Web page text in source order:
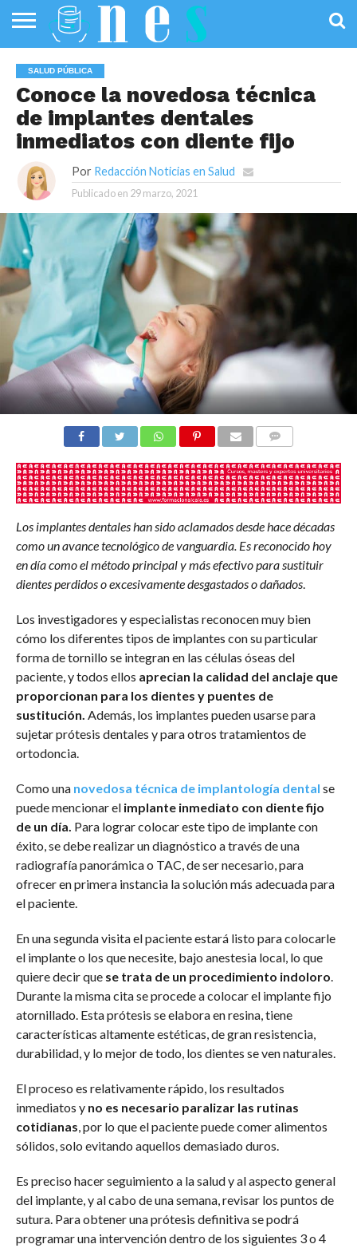
PÚBLICA
SANIDAD
INVESTIGACIÓN
ENTREVISTAS
PROFESIONALES
DE LA SALUD
INFOGRAFÍAS
DE SALUD
OPINIÓN
SALUD PÚBLICA
Conoce la novedosa técnica
de implantes dentales
inmediatos con diente fijo
Por Redacción Noticias en Salud
Publicado en 29 marzo, 2021
Los implantes dentales han sido aclamados desde hace décadas
como un avance tecnológico de vanguardia. Es reconocido hoy
en día como el método principal y más efectivo para sustituir
dientes perdidos o excesivamente desgastados o dañados.
Los investigadores y especialistas reconocen muy bien
cómo los diferentes tipos de implantes con su particular
forma de tornillo se integran en las células óseas del
paciente, y todos ellos aprecian la calidad del anclaje que
proporcionan para los dientes y puentes de
sustitución. Además, los implantes pueden usarse para
sujetar prótesis dentales y para otros tratamientos de
ortodoncia.
Como una novedosa técnica de implantología dental se
puede mencionar elimplante inmediato con diente fijo
de un día. Para lograr colocar este tipo de implante con
éxito, se debe realizar un diagnóstico a través de una
radiografía panorámica o TAC, de ser necesario, para
ofrecer en primera instancia la solución más adecuada para
el paciente.
En una segunda visita el paciente estará listo para colocarle
el implante o los que necesite, bajo anestesia local, lo que
quiere decir que se trata de un procedimiento indoloro
Durante la misma cita se procede a colocar el implante fijo
atornillado. Esta prótesis se elabora en resina, tiene
características altamente estéticas, de gran resistencia,
durabilidad, y lo mejor de todo, los dientes se ven naturales.
El proceso es relativamente rápido, los resultados
inmediatos y no es necesario paralizar las rutinas
cotidianas , por lo que el paciente puede comer alimentos
sólidos, solo evitando aquellos demasiado duros.
Es preciso hacer seguimiento a la salud y al aspecto general
del implante, y al cabo de una semana, revisar los puntos de
sutura. Para obtener una prótesis definitiva se podrá
programar una intervención dentro de los siguientes 3 o 4